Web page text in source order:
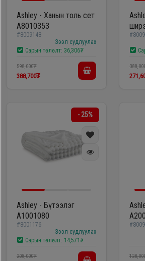
Чихэвч
Дагалдах
хэрэгсэл
Ashley - Ханын толь сет
A8010353
#8009148
Зээл судлуулах
Сарын төлөлт: 36,306₮
598,000₮
388,700₮
- 25%
Ashley - Бүтээлэг
A1001080
#8001176
Зээл судлуулах
Сарын төлөлт: 14,571₮
208,000₮